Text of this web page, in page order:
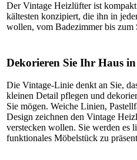
Der Vintage Heizlüfter ist
kältesten konzipiert, die ihn in
wollen, vom Badezimmer bis zum
Dekorieren Sie Ihr Haus
Die Vintage-Linie denkt an Sie,
kleinen Detail pflegen und
Sie mögen. Weiche Linien,
Design zeichnen den Vintage
verstecken wollen. Sie werden es
funktionales Möbelstück zu